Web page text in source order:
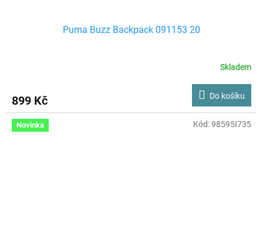
Puma Buzz Backpack 091153 20
Skladem
899 Kč Do košíku
Novinka Kód:98595I735